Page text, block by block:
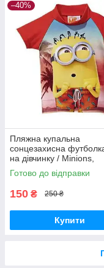
–40%
Пляжна купальна
сонцезахисна
на дівчинку / Minions,
посіпаки / р.86-92, 12-
Готово до відправки
150 ₴ 250 ₴
Купити